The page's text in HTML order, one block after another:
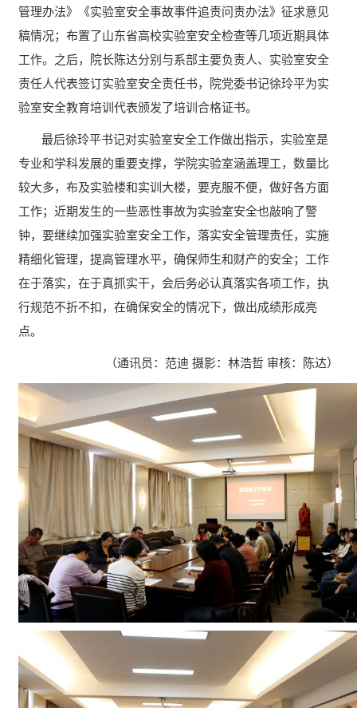
管理办法》《实验室安全事故事件追责问责办法》征求意见
稿情况；布置了山东省高校实验室安全检查等几项近期具体
工作。之后，院长陈达分别与系部主要负责人、实验室安全
责任人代表签订实验室安全责任书，院党委书记徐玲平为实
验室安全教育培训代表颁发了培训合格证书。
最后徐玲平书记对实验室安全工作做出指示，实验室是
专业和学科发展的重要支撑，学院实验室涵盖理工，数量比
较大多，布及实验楼和实训大楼，要克服不便，做好各方面
工作；近期发生的一些恶性事故为实验室安全也敲响了警
钟，要继续加强实验室安全工作，落实安全管理责任，实施
精细化管理，提高管理水平，确保师生和财产的安全；工作
在于落实，在于真抓实干，会后务必认真落实各项工作，执
行规范不折不扣，在确保安全的情况下，做出成绩形成亮
点。
（通讯员：范迪 摄影：林浩哲 审核：陈达）